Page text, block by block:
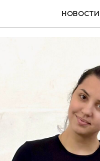
НОВОСТИ